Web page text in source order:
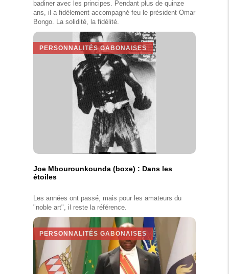
badiner avec les principes. Pendant plus de quinze
ans, il a fidèlement accompagné feu le président Omar
Bongo. La solidité, la fidélité.
PERSONNALITÉS GABONAISES
Joe Mbourounkounda (boxe) : Dans les
étoiles
Les années ont passé, mais pour les amateurs du
"noble art", il reste la référence.
PERSONNALITÉS GABONAISES